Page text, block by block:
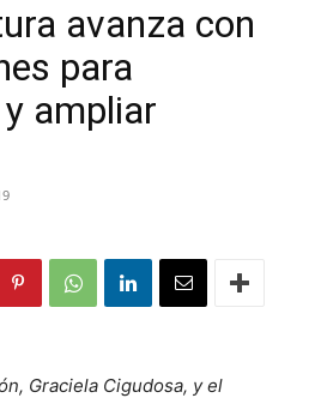
avanza con
para
ampliar
Graciela Cigudosa, y el